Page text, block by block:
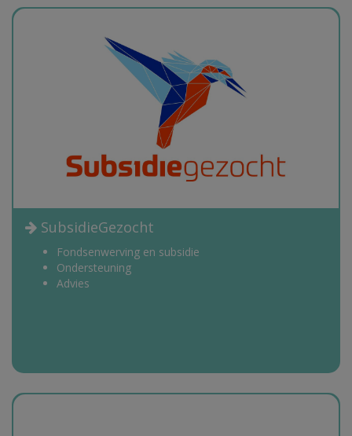
SubsidieGezocht
Fondsenwerving en subsidie
Ondersteuning
Advies